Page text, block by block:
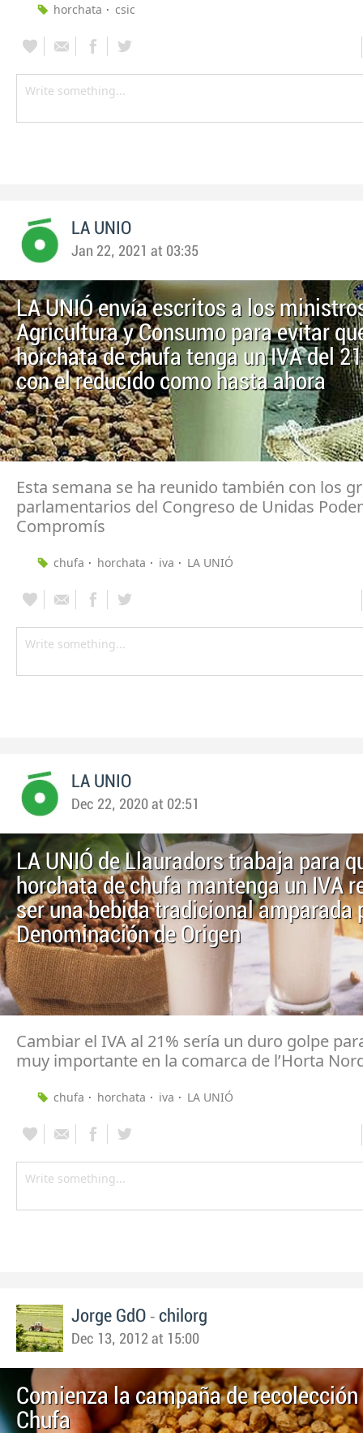
horchata
csic
LA UNIO
Jan 22, 2021 at 03:35
LA UNIÓ envía escritos a los
Agricultura y Consumo para evitar
horchata de chufa tenga un IVA del
con el reducido como hasta ahora
Esta semana se ha reunido también con los
parlamentarios del Congreso de Unidas
Compromís
chufa horchata iva LA UNIÓ
LA UNIO
Dec 22, 2020 at 02:51
LA UNIÓ de Llauradors trabaja para
horchata de chufa mantenga un IVA
ser una bebida tradicional amparada
Denominación de Origen
Cambiar el IVA al 21% sería un duro golpe
muy importante en la comarca de l’Horta
chufa horchata iva LA UNIÓ
Jorge GdO - chilorg
Dec 13, 2012 at 15:00
Comienza la campaña de recolección
Chufa